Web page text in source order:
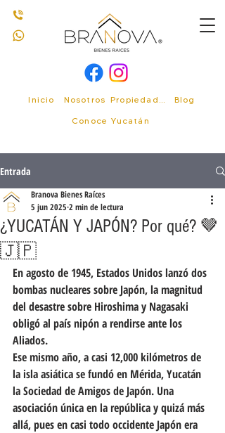
Inicio Nosotros
Blog
Conoce Yucatán
Entrada
¿YUCATÁN Y JAPÓN? Por qué? 🤎
🇯🇵
Branova Bienes Raíces
5 jun 2025 2 min de lectura
En agosto de 1945, Estados Unidos lanzó dos
bombas nucleares sobre Japón, la magnitud
del desastre sobre Hiroshima y Nagasaki
obligó al país nipón a rendirse ante los
Aliados.
Ese mismo año, a casi 12,000 kilómetros de
la isla asiática se fundó en Mérida, Yucatán
la Sociedad de Amigos de Japón. Una
asociación única en la república y quizá más
allá, pues en casi todo occidente Japón era